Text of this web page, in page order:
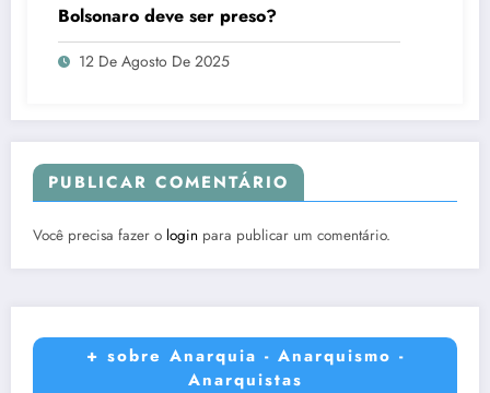
Bolsonaro deve ser preso?
12 De Agosto De 2025
PUBLICAR COMENTÁRIO
Você precisa fazer o login para publicar um comentário.
+ sobre Anarquia - Anarquismo -
Anarquistas